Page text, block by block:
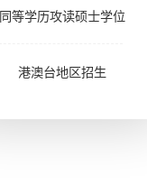
同等学历攻读硕士学位
港澳台地区招生